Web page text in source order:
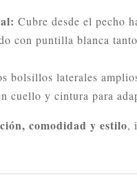
Cubre desde el pecho
con puntilla blanca
bolsillos laterales
cuello y cintura para
comodidad y estilo,